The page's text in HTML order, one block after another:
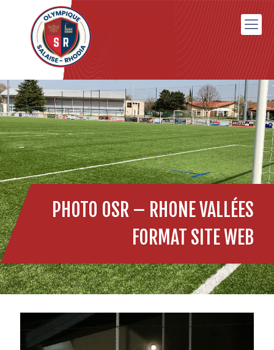
PHOTO OSR – RHONE VALLÉES
FORMAT SITE WEB